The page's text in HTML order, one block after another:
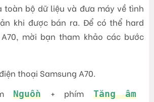
toàn bộ dữ liệu và đưa máy về tình
khi được bán ra. Để có thể hard
A70, mời bạn tham khảo các bước
thoại Samsung A70.
Nguồn + phím Tăng âm